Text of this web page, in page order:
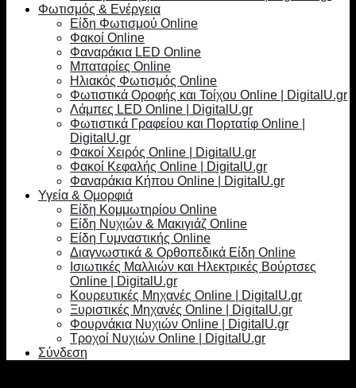
Φωτισμός & Ενέργεια
Είδη Φωτισμού Online
Φακοί Online
Φαναράκια LED Online
Μπαταρίες Online
Ηλιακός Φωτισμός Online
Φωτιστικά Οροφής και Τοίχου Online | DigitalU.gr
Λάμπες LED Online | DigitalU.gr
Φωτιστικά Γραφείου και Πορτατίφ Online |
DigitalU.gr
Φακοί Χειρός Online | DigitalU.gr
Φακοί Κεφαλής Online | DigitalU.gr
Φαναράκια Κήπου Online | DigitalU.gr
Υγεία & Ομορφιά
Είδη Κομμωτηρίου Online
Είδη Νυχιών & Μακιγιάζ Online
Είδη Γυμναστικής Online
Διαγνωστικά & Ορθοπεδικά Είδη Online
Ισιωτικές Μαλλιών και Ηλεκτρικές Βούρτσες
Online | DigitalU.gr
Κουρευτικές Μηχανές Online | DigitalU.gr
Ξυριστικές Μηχανές Online | DigitalU.gr
Φουρνάκια Νυχιών Online | DigitalU.gr
Τροχοί Νυχιών Online | DigitalU.gr
Σύνδεση